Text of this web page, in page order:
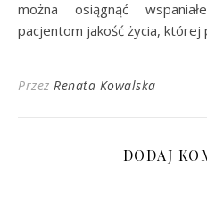
można osiągnąć
pacjentom jakość życia, której
Przez Renata Kowalska
DODAJ